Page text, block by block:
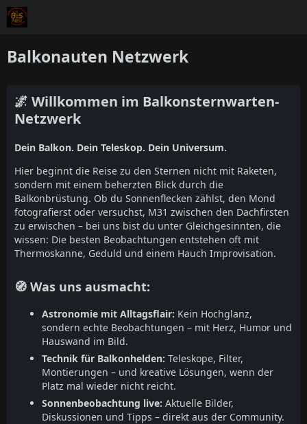
Balkonauten Netzwerk
🌌 Willkommen im Balkonsternwarten-
Netzwerk
Dein Balkon. Dein Teleskop. Dein Universum.
Hier beginnt die Reise zu den Sternen nicht mit Raketen,
sondern mit einem beherzten Blick durch die
Balkonbrüstung. Ob du Sonnenflecken zählst, den Mond
fotografierst oder versuchst, M31 zwischen den Dachfirsten
zu erwischen – bei uns bist du unter Gleichgesinnten, die
wissen: Die besten Beobachtungen entstehen oft mit
Thermoskanne, Geduld und einem Hauch Improvisation.
🧭 Was uns ausmacht:
Astronomie mit Alltagsflair: Kein Hochglanz,
sondern echte Beobachtungen – mit Herz, Humor und
Hauswand im Bild.
Technik für Balkonhelden: Teleskope, Filter,
Montierungen – und kreative Lösungen, wenn der
Platz mal wieder nicht reicht.
Sonnenbeobachtung live: Aktuelle Bilder,
Diskussionen und Tipps – direkt aus der Community.